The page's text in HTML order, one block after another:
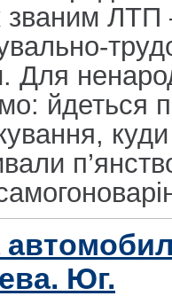
званим ЛТП
Для
йдеться
Юг.